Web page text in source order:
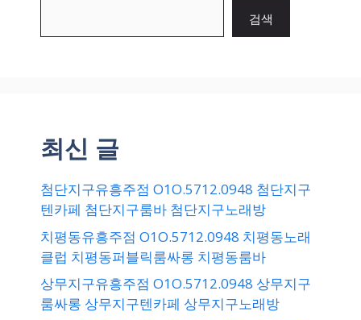
검색
최신 글
첨단지구유흥주점 O1O.5712.0948 첨단지구
텐카페 첨단지구룸바 첨단지구노래방
치평동유흥주점 O1O.5712.0948 치평동노래
클럽 치평동퍼블릭룸싸롱 치평동룸바
상무지구유흥주점 O1O.5712.0948 상무지구
룸싸롱 상무지구텐카페 상무지구노래방